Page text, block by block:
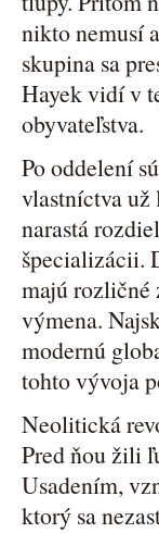
nikto nemusí
skupina sa
Hayek vidí v
obyvateľstva.
Po oddelení
vlastníctva už
narastá
špecializácii.
majú rozličné
výmena.
modernú
tohto vývoja
Neolitická
Pred ňou žili
Usadením,
ktorý sa